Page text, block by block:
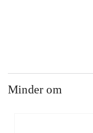
Minder om